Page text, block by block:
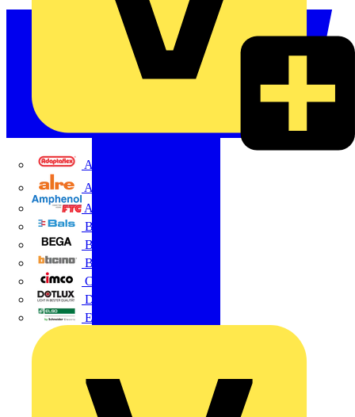
Adaptaflex
Alre
Amphenol FTG
BALS
Bega
Bticino
Cimco
DOTLUX GmbH
Elso